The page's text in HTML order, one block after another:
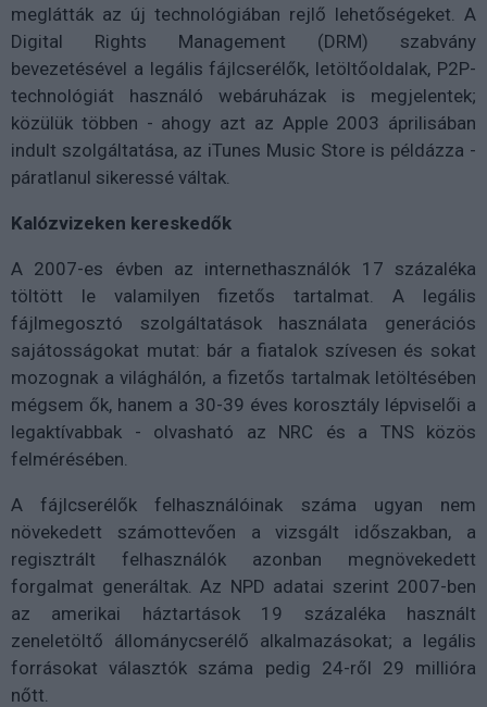
meglátták az új technológiában rejlő lehetőségeket. A
Digital Rights Management (DRM) szabvány
bevezetésével a legális fájlcserélők, letöltőoldalak, P2P-
technológiát használó webáruházak is megjelentek;
közülük többen - ahogy azt az Apple 2003 áprilisában
indult szolgáltatása, az iTunes Music Store is példázza -
páratlanul sikeressé váltak.
Kalózvizeken kereskedők
A 2007-es évben az internethasználók 17 százaléka
töltött le valamilyen fizetős tartalmat. A legális
fájlmegosztó szolgáltatások használata generációs
sajátosságokat mutat: bár a fiatalok szívesen és sokat
mozognak a világhálón, a fizetős tartalmak letöltésében
mégsem ők, hanem a 30-39 éves korosztály lépviselői a
legaktívabbak - olvasható az NRC és a TNS közös
felmérésében.
A fájlcserélők felhasználóinak száma ugyan nem
növekedett számottevően a vizsgált időszakban, a
regisztrált felhasználók azonban megnövekedett
forgalmat generáltak. Az NPD adatai szerint 2007-ben
az amerikai háztartások 19 százaléka használt
zeneletöltő állománycserélő alkalmazásokat; a legális
forrásokat választók száma pedig 24-ről 29 millióra
nőtt.